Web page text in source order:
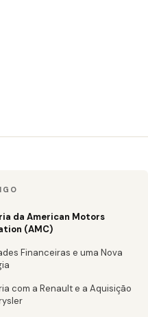
da American Motors
(AMC)
Financeiras e uma Nova
com a Renault e a Aquisição